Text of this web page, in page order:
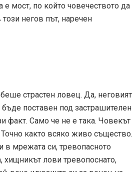
е мост, по който човечеството да
негов път, наречен
страстен ловец. Да, неговият
поставен под застрашителен
факт. Само че не е така. Човекът
както всяко живо същество.
мрежата си, тревопасното
хищникът лови тревопоснато,